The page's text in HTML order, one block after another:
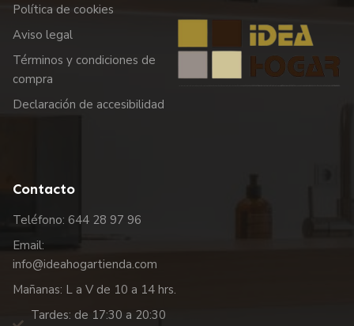
Política de cookies
Aviso legal
Términos y condiciones de
compra
Declaración de accesibilidad
Contacto
Teléfono: 644 28 97 96
Email:
info@ideahogartienda.com
Mañanas: L a V de 10 a 14 hrs.
Tardes: de 17:30 a 20:30